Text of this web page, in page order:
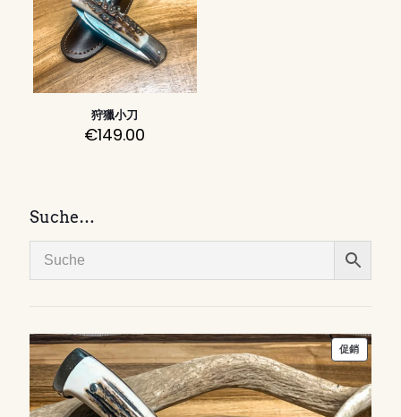
狩獵小刀
€149.00
Suche…
促銷特
價
商
品